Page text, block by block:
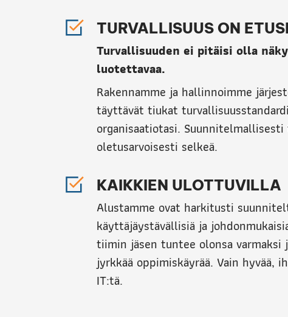
TURVALLISUUS ON
Turvallisuuden ei pitäisi olla
luotettavaa.
Rakennamme ja hallinnoimme
täyttävät tiukat
organisaatiotasi.
oletusarvoisesti selkeä.
KAIKKIEN ULOTTUVILLA
Alustamme ovat harkitusti
käyttäjäystävällisiä ja
tiimin jäsen tuntee olonsa varmaksi
jyrkkää oppimiskäyrää. Vain hyvää,
IT:tä.